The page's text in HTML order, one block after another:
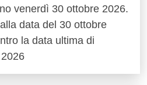
venerdì 30 ottobre 2026.
data del 30 ottobre
la data ultima di